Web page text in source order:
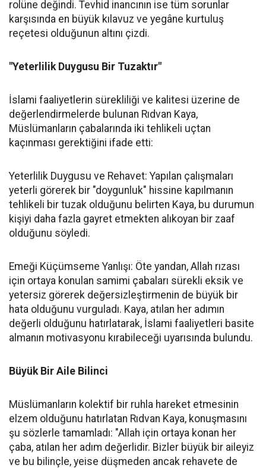
rolüne değindi. Tevhid inancının ise tüm sorunlar
karşısında en büyük kılavuz ve yegâne kurtuluş
reçetesi olduğunun altını çizdi.
"Yeterlilik Duygusu Bir Tuzaktır"
İslami faaliyetlerin sürekliliği ve kalitesi üzerine de
değerlendirmelerde bulunan Rıdvan Kaya,
Müslümanların çabalarında iki tehlikeli uçtan
kaçınması gerektiğini ifade etti:
Yeterlilik Duygusu ve Rehavet: Yapılan çalışmaları
yeterli görerek bir "doygunluk" hissine kapılmanın
tehlikeli bir tuzak olduğunu belirten Kaya, bu durumun
kişiyi daha fazla gayret etmekten alıkoyan bir zaaf
olduğunu söyledi.
Emeği Küçümseme Yanlışı: Öte yandan, Allah rızası
için ortaya konulan samimi çabaları sürekli eksik ve
yetersiz görerek değersizleştirmenin de büyük bir
hata olduğunu vurguladı. Kaya, atılan her adımın
değerli olduğunu hatırlatarak, İslami faaliyetleri basite
almanın motivasyonu kırabileceği uyarısında bulundu.
Büyük Bir Aile Bilinci
Müslümanların kolektif bir ruhla hareket etmesinin
elzem olduğunu hatırlatan Rıdvan Kaya, konuşmasını
şu sözlerle tamamladı: "Allah için ortaya konan her
çaba, atılan her adım değerlidir. Bizler büyük bir aileyiz
ve bu bilinçle, yeise düşmeden ancak rehavete de